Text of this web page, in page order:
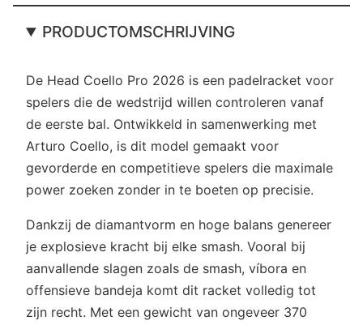
PRODUCTOMSCHRIJVING
De Head Coello Pro 2026 is een padelracket voor
spelers die de wedstrijd willen controleren vanaf
de eerste bal. Ontwikkeld in samenwerking met
Arturo Coello, is dit model gemaakt voor
gevorderde en competitieve spelers die maximale
power zoeken zonder in te boeten op precisie.
Dankzij de diamantvorm en hoge balans genereer
je explosieve kracht bij elke smash. Vooral bij
aanvallende slagen zoals de smash, víbora en
offensieve bandeja komt dit racket volledig tot
zijn recht. Met een gewicht van ongeveer 370